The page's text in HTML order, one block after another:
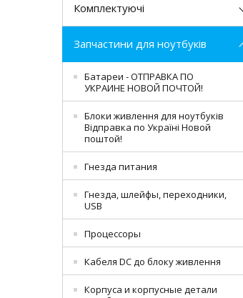
Комплектуючі
Запчастини для ноутбуків
Батареи - ОТПРАВКА ПО
УКРАИНЕ НОВОЙ ПОЧТОЙ!
Блоки живлення для ноутбуків
Відправка по Україні Новой
поштой!
Гнезда питания
Гнезда, шлейфы, переходники,
USB
Процессоры
Кабеля DC до блоку живлення
Корпуса и корпусные детали